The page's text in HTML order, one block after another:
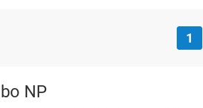
1
NP